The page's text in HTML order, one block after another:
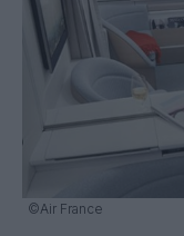
©Air France